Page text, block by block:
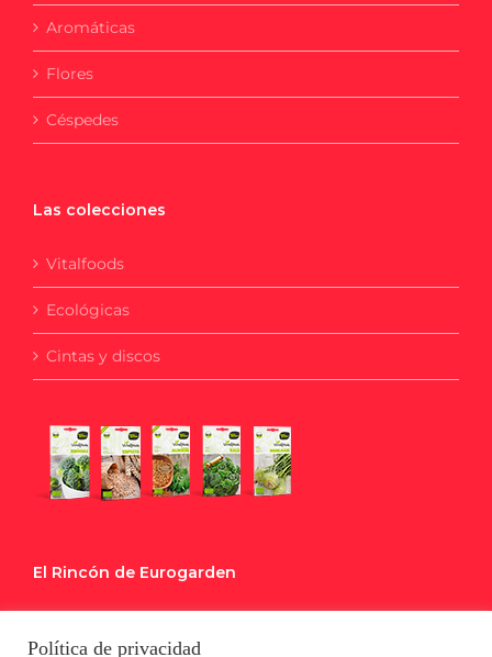
Aromáticas
Flores
Céspedes
Las colecciones
Vitalfoods
Ecológicas
Cintas y discos
El Rincón de Eurogarden
Política de privacidad